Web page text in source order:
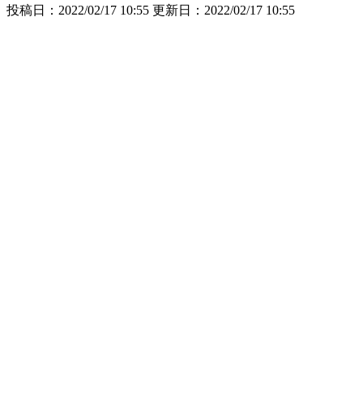
投稿日：2022/02/17 10:55 更新日： 2022/02/17 10:55